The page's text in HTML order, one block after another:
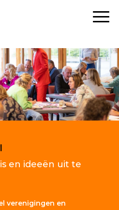
en ideeën uit te
verenigingen en